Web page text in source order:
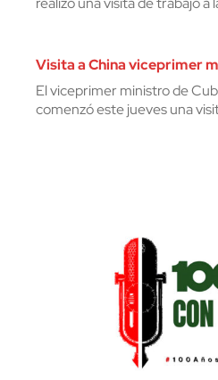
Visita a China viceprimer
El viceprimer ministro de
comenzó este jueves una